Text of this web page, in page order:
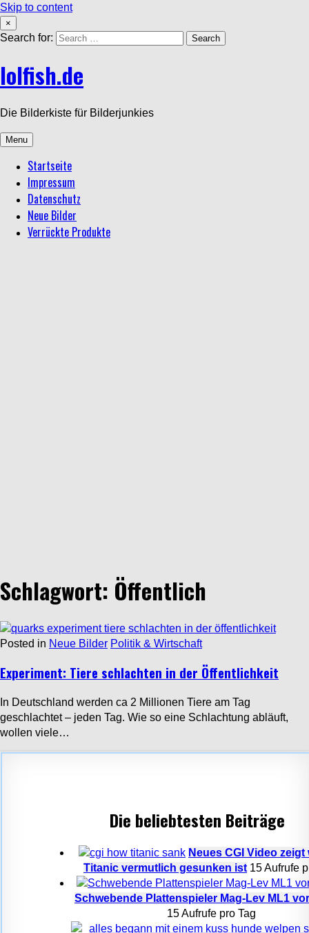
Skip to content
×
Search for:
lolfish.de
Die Bilderkiste für Bilderjunkies
Menu
Startseite
Impressum
Datenschutz
Neue Bilder
Verrückte Produkte
Schlagwort: Öffentlich
Posted in Neue Bilder Politik & Wirtschaft
Experiment: Tiere schlachten in der Öffentlichkeit
In Deutschland werden ca 2 Millionen Tiere am Tag
geschlachtet – jeden Tag. Wie so eine Schlachtung abläuft,
wollen viele…
Die beliebtesten Beiträge
Neues CGI Video zeigt
Titanic vermutlich gesunken ist 15 Aufrufe
Schwebende Plattenspieler Mag-Lev ML1
15 Aufrufe pro Tag